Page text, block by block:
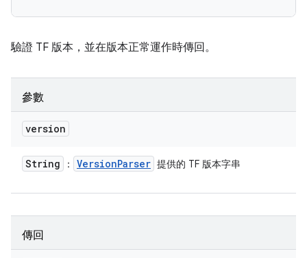
驗證 TF 版本，並在版本正常運作時傳回。
參數
version
String ： VersionParser 提供的 TF 版本字串
傳回